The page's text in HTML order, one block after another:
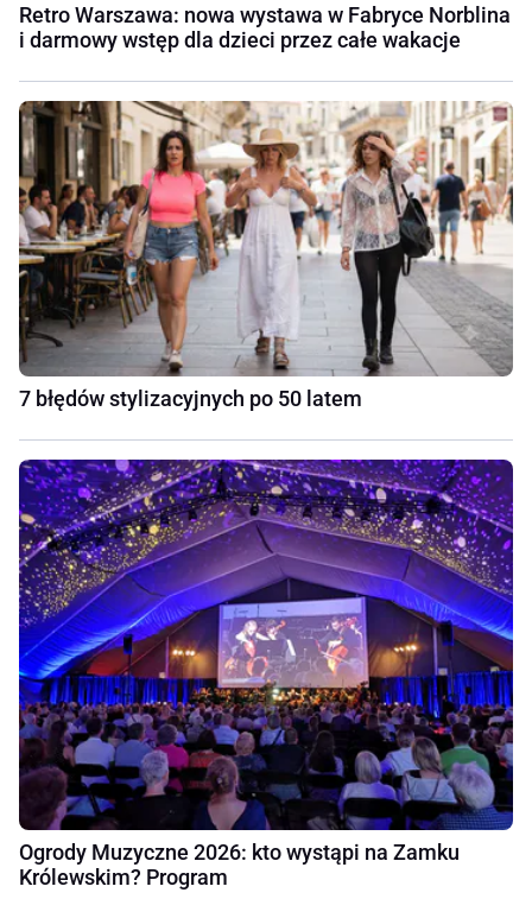
Retro Warszawa: nowa wystawa w Fabryce Norblina
i darmowy wstęp dla dzieci przez całe wakacje
7 błędów stylizacyjnych po 50 latem
Ogrody Muzyczne 2026: kto wystąpi na Zamku
Królewskim? Program